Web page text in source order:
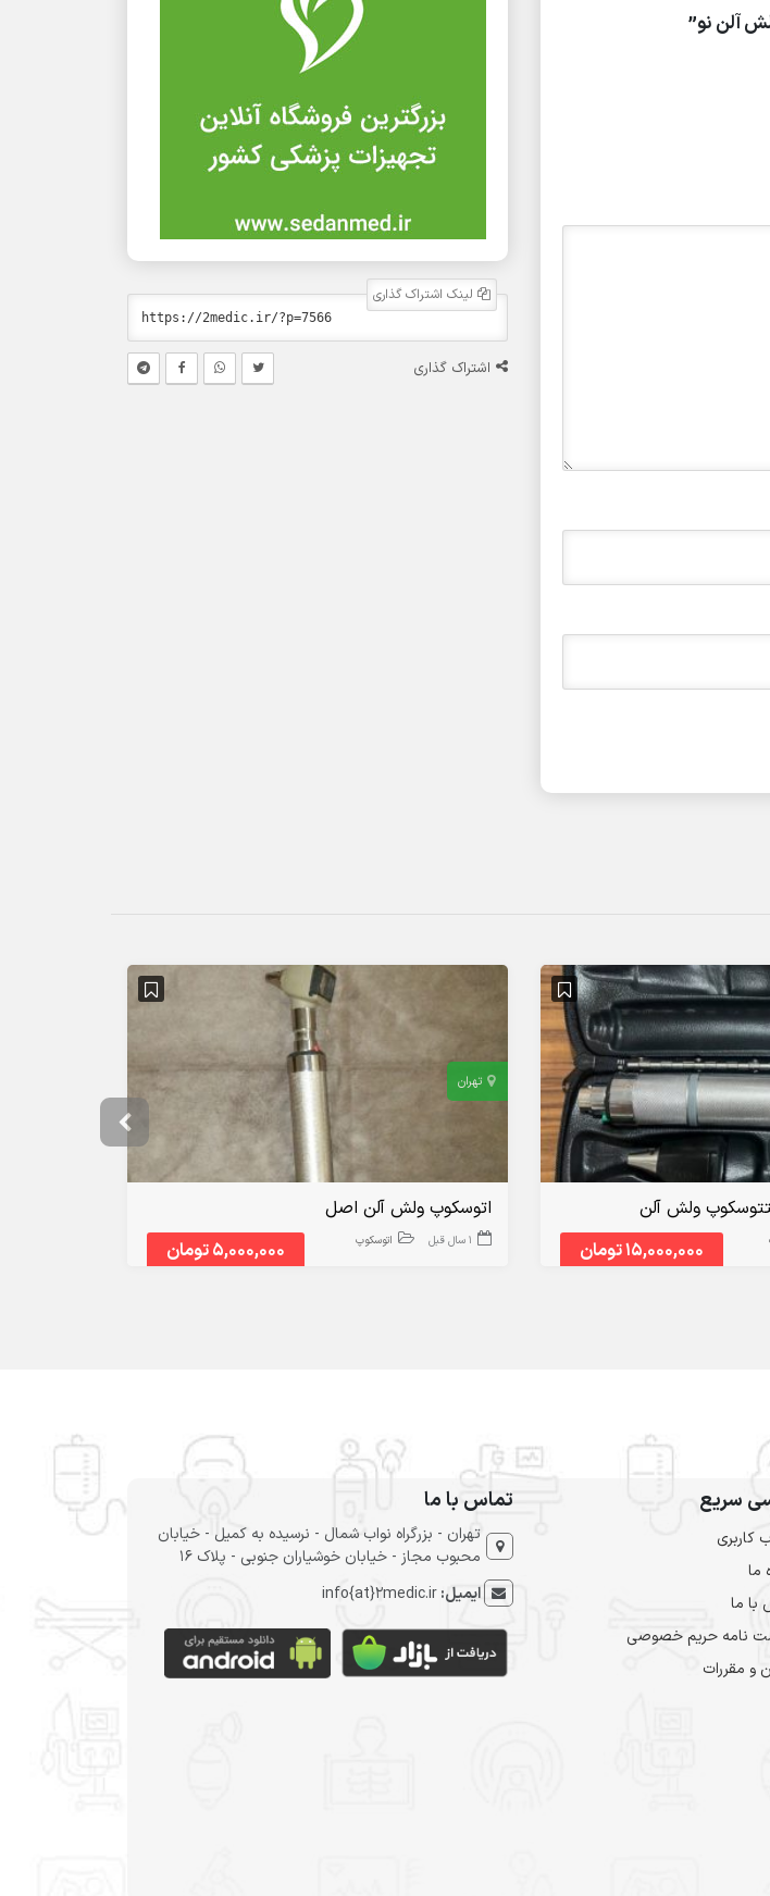
آلن نو”
لینک اشتراک گذاری
اشتراک گذاری
15,000,000 تومان
ولش آلن
تهران
5,000,000 تومان
اتوسکوپ ولش آلن اصل
1 سال قبل اتوسکوپ
سریع
کاربری
ما
با ما
نامه حریم خصوصی
و مقررات
تماس با ما
تهران - بزرگراه نواب شمال - نرسیده به کمیل - خیابان
محبوب مجاز - خیابان خوشیاران جنوبی - پلاک 16
ایمیل:info{at}2medic.ir